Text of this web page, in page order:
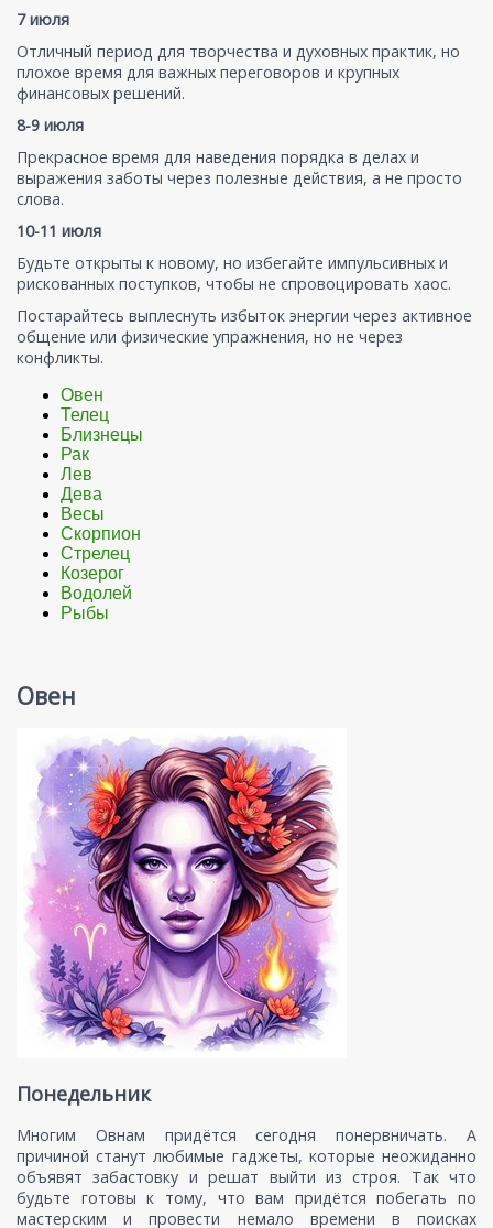
7 июля
Отличный период для творчества и духовных практик, но
плохое время для важных переговоров и крупных
финансовых решений.
8-9 июля
Прекрасное время для наведения порядка в делах и
выражения заботы через полезные действия, а не просто
слова.
10-11 июля
Будьте открыты к новому, но избегайте импульсивных и
рискованных поступков, чтобы не спровоцировать хаос.
Постарайтесь выплеснуть избыток энергии через активное
общение или физические упражнения, но не через
конфликты.
Овен
Телец
Близнецы
Рак
Лев
Дева
Весы
Скорпион
Стрелец
Козерог
Водолей
Рыбы
Овен
Понедельник
Многим Овнам придётся сегодня понервничать. А
причиной станут любимые гаджеты, которые неожиданно
объявят забастовку и решат выйти из строя. Так что
будьте готовы к тому, что вам придётся побегать по
мастерским и провести немало времени в поисках